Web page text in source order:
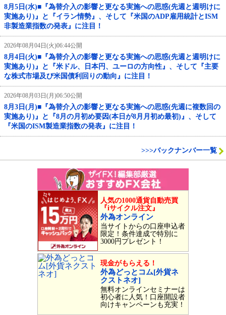
8月5日(水)■『為替介入の影響と更なる実施への思惑(先週と週明けに
実施あり)』と『イラン情勢』、そして『米国のADP雇用統計とISM
非製造業指数の発表』に注目！
2026年08月04日(火)06:44公開
8月4日(火)■『為替介入の影響と更なる実施への思惑(先週と週明けに
実施あり)』と『米ドル、日本円、ユーロの方向性』、そして『主要
な株式市場及び米国債利回りの動向』に注目！
2026年08月03日(月)06:50公開
8月3日(月)■『為替介入の影響と更なる実施への思惑(先週に複数回の
実施あり)』と『8月の月初め要因(本日が8月月初め最初)』、そして
『米国のISM製造業指数の発表』に注目！
>>>バックナンバー一覧
人気の1000通貨自動売買
『iサイクル注文』
外為オンライン
当サイトからの口座申込者
限定！条件達成で特別に
3000円プレゼント！
現金がもらえる！
外為どっとコム[外貨ネ
クストネオ]
無料オンラインセミナーは
初心者に人気！口座開設者
向けキャンペーンも充実！